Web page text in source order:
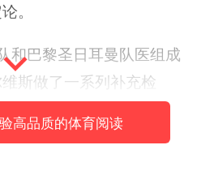
。
和巴黎圣日耳曼队医组成
斯做了一系列补充检
西队右后卫判了“死
诊断结果，是（右膝）
高品质的体育阅读